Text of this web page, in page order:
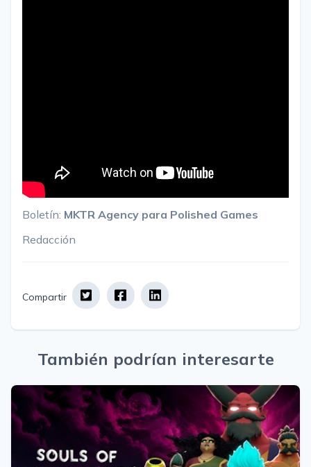
Boletín: MKTR Agency para Polished Games
Redacción
Compartir
También podrían interesarte